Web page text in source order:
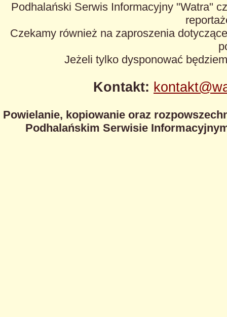
Podhalański Serwis Informacyjny "Watra"
Czekamy również na zaproszenia
Jeżeli tylko dysponować
Kontakt:
Powielanie, kopiowanie oraz
Podhalańskim Serwisie